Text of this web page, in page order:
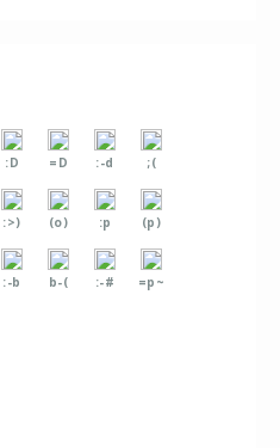
:D =D :-d ;(
:>) (o) :p (p)
:-b b-( :-# =p~